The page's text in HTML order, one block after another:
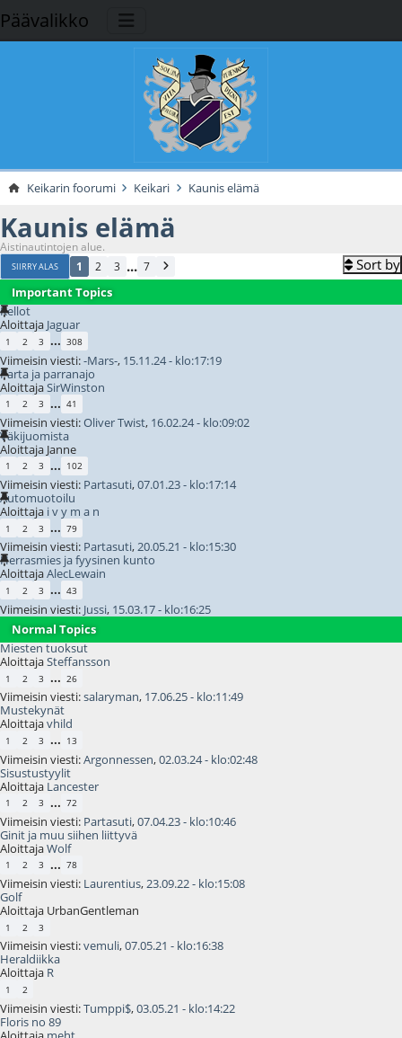
Päävalikko
Keikarin foorumi Keikari Kaunis elämä
Kaunis elämä
Aistinautintojen alue.
SIIRRY ALAS 1 2 3 ... 7 Sort by
Important Topics
Kellot
Aloittaja Jaguar
1 2 3 ... 308
Viimeisin viesti:-Mars-, 15.11.24 - klo:17:19
Parta ja parranajo
Aloittaja SirWinston
1 2 3 ... 41
Viimeisin viesti:Oliver Twist, 16.02.24 - klo:09:02
Väkijuomista
Aloittaja Janne
1 2 3 ... 102
Viimeisin viesti: Partasuti,07.01.23 - klo:17:14
Automuotoilu
Aloittaja i v y m a n
1 2 3 ... 79
Viimeisin viesti: Partasuti,20.05.21 - klo:15:30
Herrasmies ja fyysinen kunto
AloittajaAlecLewain
1 2 3 ... 43
Viimeisin viesti: Jussi, 15.03.17 - klo:16:25
Normal Topics
Miesten tuoksut
AloittajaSteffansson
1 2 3 ... 26
Viimeisin viesti:salaryman, 17.06.25 - klo:11:49
Mustekynät
Aloittajavhild
1 2 3 ... 13
Viimeisin viesti:Argonnessen,02.03.24 - klo:02:48
Sisustustyylit
Aloittaja Lancester
1 2 3 ... 72
Viimeisin viesti: Partasuti,07.04.23 - klo:10:46
Ginit ja muu siihen liittyvä
AloittajaWolf
1 2 3 ... 78
Viimeisin viesti: Laurentius,23.09.22 - klo:15:08
Golf
Aloittaja UrbanGentleman
1 2 3
Viimeisin viesti:vemuli,07.05.21 - klo:16:38
Heraldiikka
Aloittaja R
1 2
Viimeisin viesti:Tumppi$,03.05.21 - klo:14:22
Floris no 89